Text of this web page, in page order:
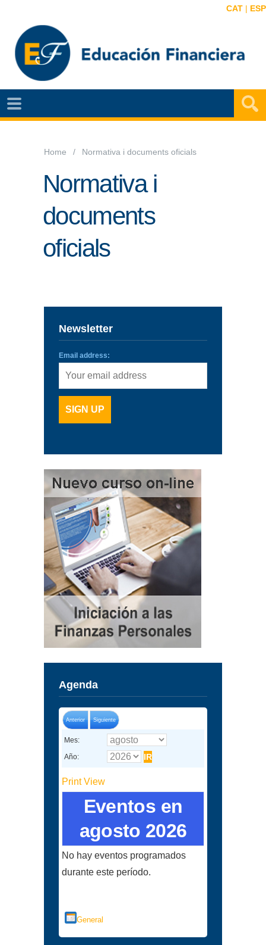
CAT | ESP
NOTÍCIAS
NOSOTROS
Home Normativa i documents oficials
Normativa i
documents
oficials
Newsletter
Email address:
Agenda
Anterior Siguiente
Mes:
Año:
PrintView
Eventos en
agosto 2026
No hay eventos programados
durante este período.
General